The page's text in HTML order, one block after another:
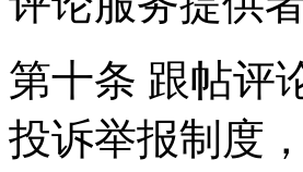
第十条 跟帖评
投诉举报制度